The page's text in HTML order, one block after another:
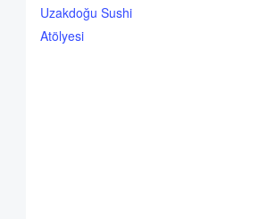
Uzakdoğu Sushi
Atölyesi